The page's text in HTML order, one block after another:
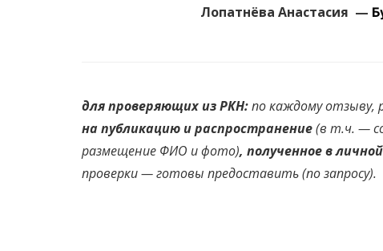
Лопатнёва Анастасия —
для проверяющих из РКН:по каждому отзыву,
на публикацию и распространение(в т.ч. —
размещение ФИО и фото), полученное в
проверки —готовы предоставить(по запросу).